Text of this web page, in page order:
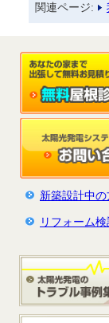
関連ページ:
新築設計中
リフォーム